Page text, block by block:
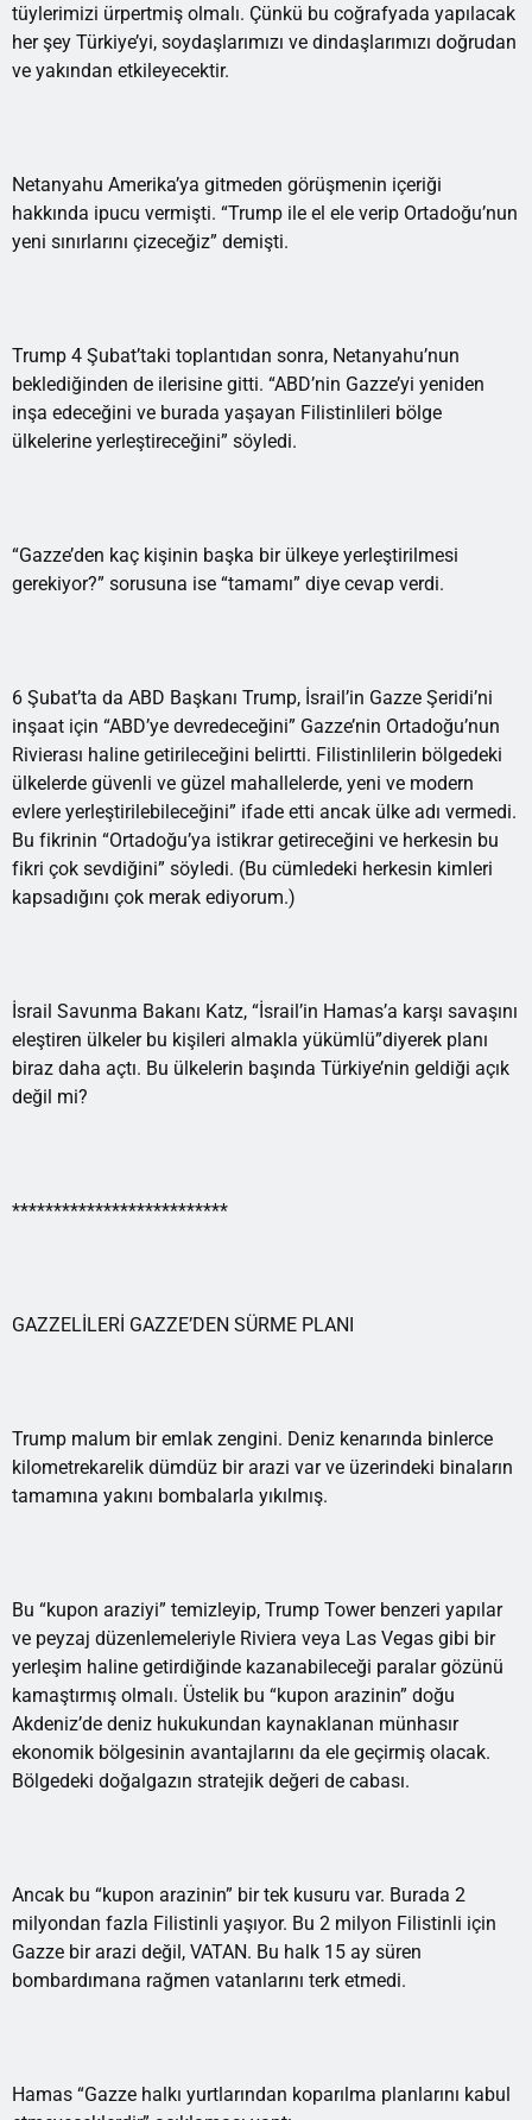
tüylerimizi ürpertmiş olmalı. Çünkü bu coğrafyada yapılacak
her şey Türkiye’yi, soydaşlarımızı ve dindaşlarımızı doğrudan
ve yakından etkileyecektir.
Netanyahu Amerika’ya gitmeden görüşmenin içeriği
hakkında ipucu vermişti. “Trump ile el ele verip Ortadoğu’nun
yeni sınırlarını çizeceğiz” demişti.
Trump 4 Şubat’taki toplantıdan sonra, Netanyahu’nun
beklediğinden de ilerisine gitti. “ABD’nin Gazze’yi yeniden
inşa edeceğini ve burada yaşayan Filistinlileri bölge
ülkelerine yerleştireceğini” söyledi.
“Gazze’den kaç kişinin başka bir ülkeye yerleştirilmesi
gerekiyor?” sorusuna ise “tamamı” diye cevap verdi.
6 Şubat’ta da ABD Başkanı Trump, İsrail’in Gazze Şeridi’ni
inşaat için “ABD’ye devredeceğini” Gazze’nin Ortadoğu’nun
Rivierası haline getirileceğini belirtti. Filistinlilerin bölgedeki
ülkelerde güvenli ve güzel mahallelerde, yeni ve modern
evlere yerleştirilebileceğini” ifade etti ancak ülke adı vermedi.
Bu fikrinin “Ortadoğu’ya istikrar getireceğini ve herkesin bu
fikri çok sevdiğini” söyledi. (Bu cümledeki herkesin kimleri
kapsadığını çok merak ediyorum.)
İsrail Savunma Bakanı Katz, “İsrail’in Hamas’a karşı savaşını
eleştiren ülkeler bu kişileri almakla yükümlü”diyerek planı
biraz daha açtı. Bu ülkelerin başında Türkiye’nin geldiği açık
değil mi?
**************************
GAZZELİLERİ GAZZE’DEN SÜRME PLANI
Trump malum bir emlak zengini. Deniz kenarında binlerce
kilometrekarelik dümdüz bir arazi var ve üzerindeki binaların
tamamına yakını bombalarla yıkılmış.
Bu “kupon araziyi” temizleyip, Trump Tower benzeri yapılar
ve peyzaj düzenlemeleriyle Riviera veya Las Vegas gibi bir
yerleşim haline getirdiğinde kazanabileceği paralar gözünü
kamaştırmış olmalı. Üstelik bu “kupon arazinin” doğu
Akdeniz’de deniz hukukundan kaynaklanan münhasır
ekonomik bölgesinin avantajlarını da ele geçirmiş olacak.
Bölgedeki doğalgazın stratejik değeri de cabası.
Ancak bu “kupon arazinin” bir tek kusuru var. Burada 2
milyondan fazla Filistinli yaşıyor. Bu 2 milyon Filistinli için
Gazze bir arazi değil, VATAN. Bu halk 15 ay süren
bombardımana rağmen vatanlarını terk etmedi.
Hamas “Gazze halkı yurtlarından koparılma planlarını kabul